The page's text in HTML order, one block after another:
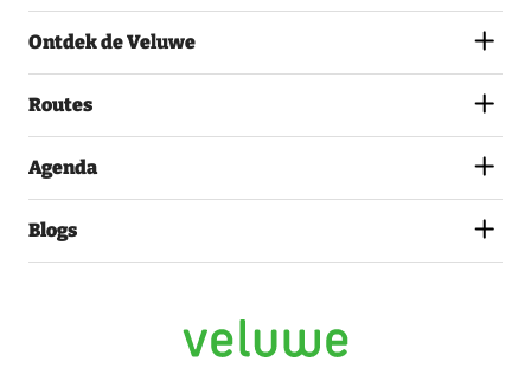
HET
Ontdek de Veluwe
Routes
Agenda
Blogs